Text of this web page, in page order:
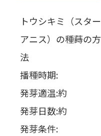
トウシキミ（スター
アニス）の種蒔の方
法
播種時期:
発芽適温:約
発芽日数:約
発芽条件: